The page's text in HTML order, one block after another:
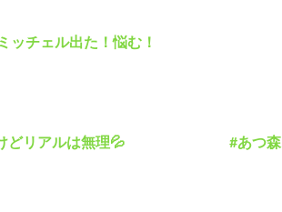
ッチェル出た！悩む！
日だけどリアルは無理💦 #あつ森